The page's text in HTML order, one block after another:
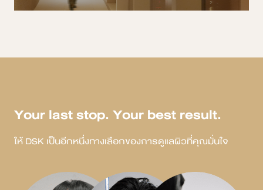
Your last stop. Your best result.
ให้ DSK เป็นอีกหนึ่งทางเลือกของการดูแลผิวที่คุณมั่นใจ